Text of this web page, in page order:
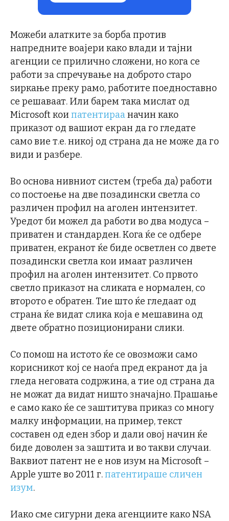
Можеби алатките за борба против
напредните воајери како влади и тајни
агенции се прилично сложени, но кога се
работи за спречување на доброто старо
ѕиркање преку рамо, работите поедноставно
се решаваат. Или барем така мислат од
Microsoft кои патентирааначин како
приказот од вашиот екран да го гледате
само вие т.е. никој од страна да не може да го
види и разбере.
Во основа нивниот систем (треба да) работи
со постоење на две позадински светла со
различен профил на аголен интензитет.
Уредот би можел да работи во два модуса –
приватен и стандарден. Кога ќе се одбере
приватен, екранот ќе биде осветлен со двете
позадински светла кои имаат различен
профил на аголен интензитет. Со првото
светло приказот на сликата е нормален, со
второто е обратен. Тие што ќе гледаат од
страна ќе видат слика која е мешавина од
двете обратно позиционирани слики.
Со помош на истото ќе се овозможи само
корисникот кој се наоѓа пред екранот да ја
гледа неговата содржина, а тие од страна да
не можат да видат ништо значајно. Прашање
е само како ќе се заштитува приказ со многу
малку информации, на пример, текст
составен од еден збор и дали овој начин ќе
биде доволен за заштита и во такви случаи.
Ваквиот патент не е нов изум на Microsoft –
Apple уште во 2011 г.патентираше сличен
изум.
Иако сме сигурни дека агенциите како NSA